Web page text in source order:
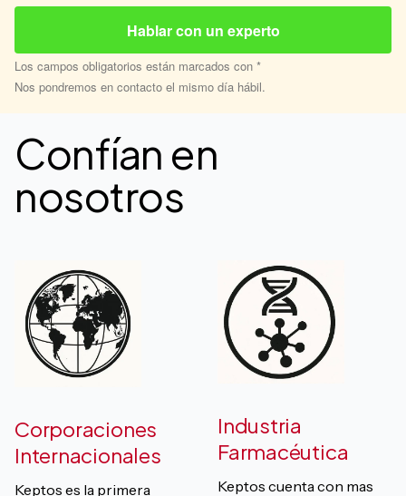
Los campos obligatorios están marcados con *
Nos pondremos en contacto el mismo día hábil.
Confían en
nosotros
Corporaciones
Internacionales
Keptos es la primera
Industria
Farmacéutica
Keptos cuenta con mas